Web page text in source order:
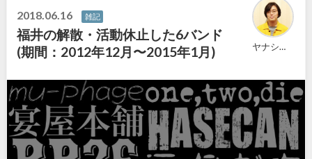
2018.06.16 雑記
福井の解散・活動休止した6バンド
(期間：2012年12月〜2015年1月)
ヤナショー